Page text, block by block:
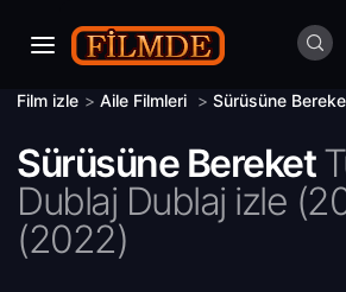
Film izle > Aile Filmleri > Sürüsüne
Sürüsüne Bereket
Dublaj Dublaj izle
(2022)